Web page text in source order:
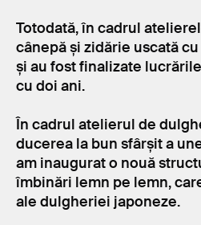
Totodată, în cadrul
cânepă și zidărie uscată
și au fost finalizate
cu doi ani.
În cadrul atelierul de
ducerea la bun sfârșit a
am inaugurat o nouă
îmbinări lemn pe lemn,
ale dulgheriei japoneze.